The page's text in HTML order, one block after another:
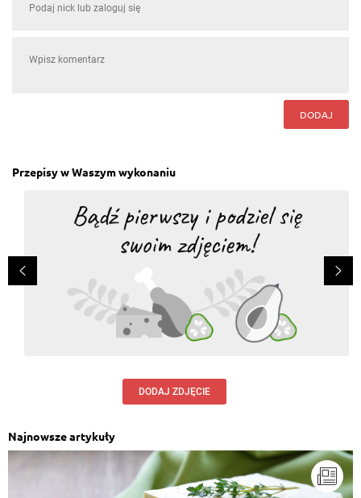
DODAJ
Przepisy w Waszym wykonaniu
DODAJ ZDJĘCIE
Najnowsze artykuły